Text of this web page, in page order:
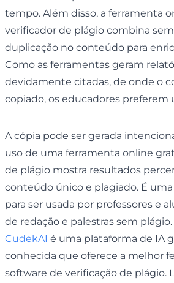
tempo. Além disso, a ferramenta
verificador de plágio combina
duplicação no conteúdo para
Como as ferramentas geram
devidamente citadas, de onde o
copiado, os educadores preferem
A cópia pode ser gerada
uso de uma ferramenta online
de plágio mostra resultados
conteúdo único e plagiado. É
para ser usada por professores e
de redação e palestras sem
CudekAI é uma plataforma de IA
conhecida que oferece a melhor
software de verificação de plágio.